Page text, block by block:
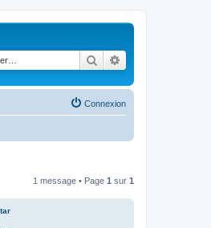
Rechercher
Connexion
1 message • Page 1 sur 1